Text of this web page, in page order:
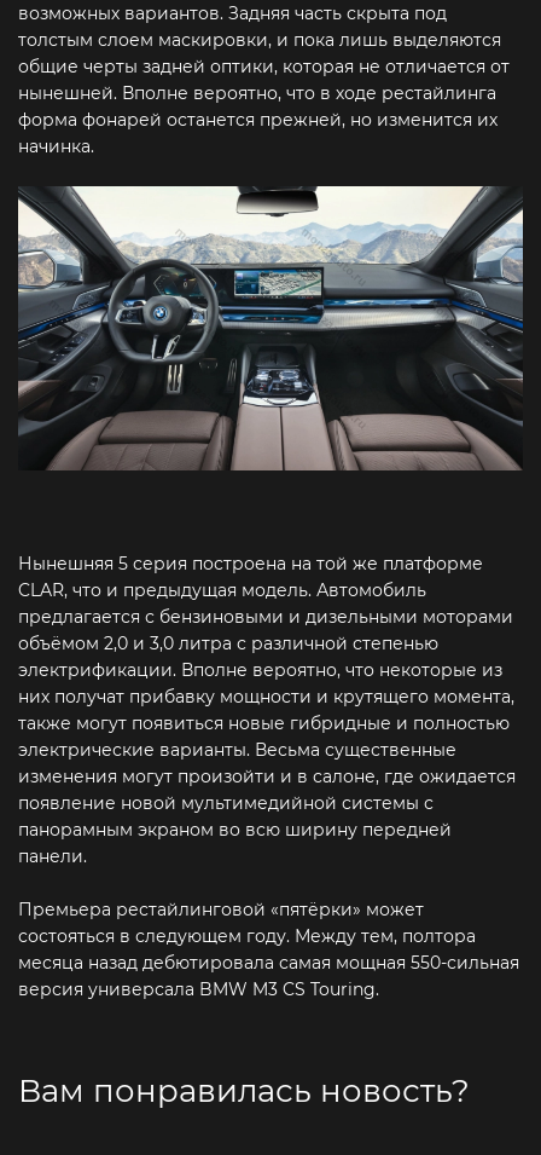
возможных вариантов. Задняя часть скрыта под
толстым слоем маскировки, и пока лишь выделяются
общие черты задней оптики, которая не отличается от
нынешней. Вполне вероятно, что в ходе рестайлинга
форма фонарей останется прежней, но изменится их
начинка.
Нынешняя 5 серия построена на той же платформе
CLAR, что и предыдущая модель. Автомобиль
предлагается с бензиновыми и дизельными моторами
объёмом 2,0 и 3,0 литра с различной степенью
электрификации. Вполне вероятно, что некоторые из
них получат прибавку мощности и крутящего момента,
также могут появиться новые гибридные и полностью
электрические варианты. Весьма существенные
изменения могут произойти и в салоне, где ожидается
появление новой мультимедийной системы с
панорамным экраном во всю ширину передней
панели.
Премьера рестайлинговой «пятёрки» может
состояться в следующем году. Между тем, полтора
месяца назад дебютировала самая мощная 550-сильная
версия универсала BMW M3 CS Touring.
Вам понравилась новость?